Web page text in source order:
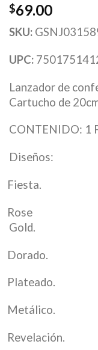
$69.00
SKU:
UPC:
Lanzador de
Cartucho de
CONTENIDO: 1
Diseños:
Fiesta.
Rose
Gold.
Dorado.
Plateado.
Metálico.
Revelación.